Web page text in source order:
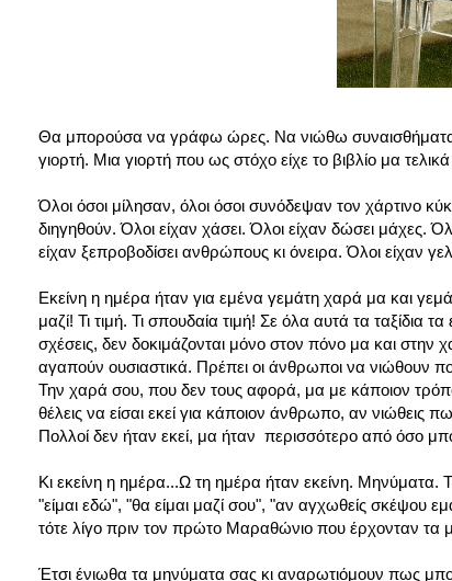
Θα μπορούσα να γράφω ώρες. Να νιώθω
γιορτή. Μια γιορτή που ως στόχο είχε το βιβλίο μα
Όλοι όσοι μίλησαν, όλοι όσοι συνόδεψαν τον χάρτινο
διηγηθούν. Όλοι είχαν χάσει. Όλοι είχαν δώσει μάχες.
είχαν ξεπροβοδίσει ανθρώπους κι όνειρα. Όλοι είχαν
Εκείνη η ημέρα ήταν για εμένα γεμάτη χαρά μα και
μαζί! Τι τιμή. Τι σπουδαία τιμή! Σε όλα αυτά τα ταξίδια
σχέσεις, δεν δοκιμάζονται μόνο στον πόνο μα και
αγαπούν ουσιαστικά. Πρέπει οι άνθρωποι να νιώθουν
Την χαρά σου, που δεν τους αφορά, μα με κάποιον
θέλεις να είσαι εκεί για κάποιον άνθρωπο, αν νιώθεις
Πολλοί δεν ήταν εκεί, μα ήταν περισσότερο από όσο
Κι εκείνη η ημέρα...Ω τη ημέρα ήταν εκείνη.
"είμαι εδώ", "θα είμαι μαζί σου", "αν αγχωθείς σκέψου
τότε λίγο πριν τον πρώτο Μαραθώνιο που έρχονταν τα
Έτσι ένιωθα τα μηνύματα σας κι αναρωτιόμουν πως